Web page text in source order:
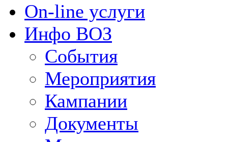
On-line услуги
Инфо ВОЗ
События
Мероприятия
Кампании
Документы